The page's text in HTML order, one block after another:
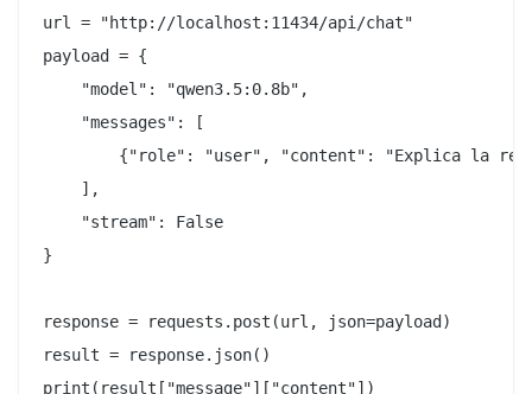
url = "http://localhost:11434/api/chat"
payload = {
    "model": "qwen3.5:0.8b",
    "messages": [
{"role": "user", "content": "Explica la
    ],
    "stream": False
}
response = requests.post(url, json=payload)
result = response.json()